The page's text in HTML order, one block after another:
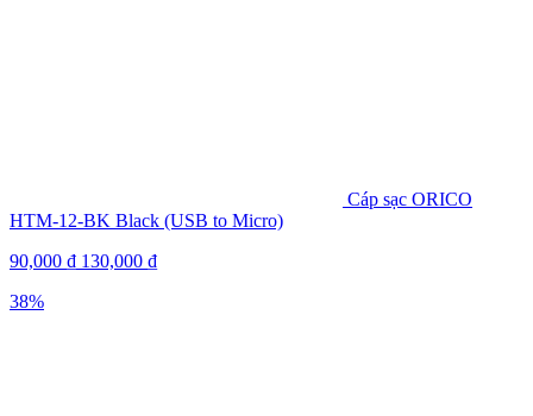
Cáp sạc ORICO
HTM-12-BK Black (USB to Micro)
90,000 ₫ 130,000 ₫
38%